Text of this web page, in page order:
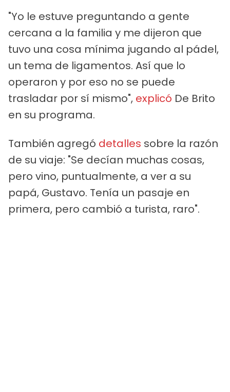
"Yo le estuve preguntando a gente
cercana a la familia y me dijeron que
tuvo una cosa mínima jugando al pádel,
un tema de ligamentos. Así que lo
operaron y por eso no se puede
trasladar por sí mismo", explicó De Brito
en su programa.
También agregó detalles sobre la razón
de su viaje: "Se decían muchas cosas,
pero vino, puntualmente, a ver a su
papá, Gustavo. Tenía un pasaje en
primera, pero cambió a turista, raro".